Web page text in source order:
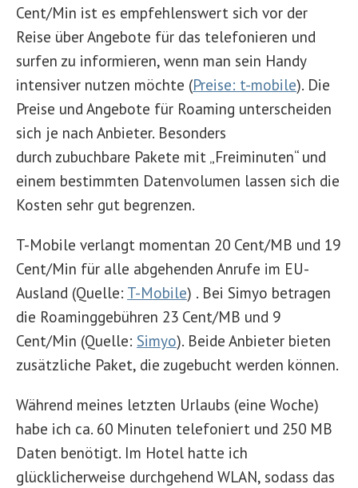
Cent/Min ist es empfehlenswert sich vor der
Reise über Angebote für das telefonieren und
surfen zu informieren, wenn man sein Handy
intensiver nutzen möchte (Preise: t-mobile). Die
Preise und Angebote für Roaming unterscheiden
sich je nach Anbieter. Besonders
durch zubuchbare Pakete mit „Freiminuten“ und
einem bestimmten Datenvolumen lassen sich die
Kosten sehr gut begrenzen.
T-Mobile verlangt momentan 20 Cent/MB und 19
Cent/Min für alle abgehenden Anrufe im EU-
Ausland (Quelle: T-Mobile) . Bei Simyo betragen
die Roaminggebühren 23 Cent/MB und 9
Cent/Min (Quelle: Simyo). Beide Anbieter bieten
zusätzliche Paket, die zugebucht werden können.
Während meines letzten Urlaubs (eine Woche)
habe ich ca. 60 Minuten telefoniert und 250 MB
Daten benötigt. Im Hotel hatte ich
glücklicherweise durchgehend WLAN, sodass das